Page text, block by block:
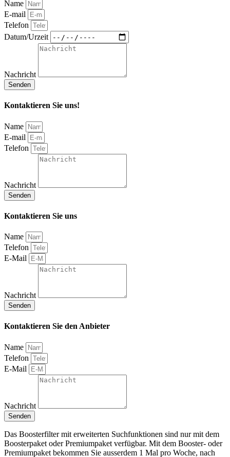
Name
E-mail
Telefon
Datum/Urzeit
Nachricht
Senden
Kontaktieren Sie uns!
Name
E-mail
Telefon
Nachricht
Senden
Kontaktieren Sie uns
Name
Telefon
E-Mail
Nachricht
Senden
Kontaktieren Sie den Anbieter
Name
Telefon
E-Mail
Nachricht
Senden
Das Boosterfilter mit erweiterten Suchfunktionen sind nur mit dem
Boosterpaket oder Premiumpaket verfügbar. Mit dem Booster- oder
Premiumpaket bekommen Sie ausserdem 1 Mal pro Woche, nach